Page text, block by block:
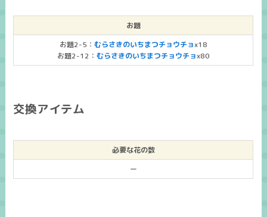
お題
お題2-5： むらさきのいちまつチョウチョx18
お題2-12： むらさきのいちまつチョウチョx80
交換アイテム
必要な花の数
ー